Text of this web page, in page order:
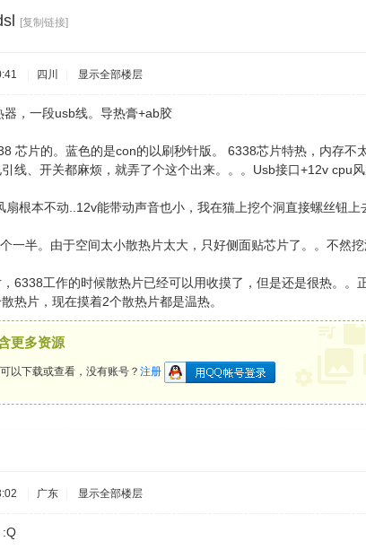
[复制链接]
四川 显示全部楼层
，一段usb线。导热膏+ab胶
芯片的。蓝色的是con的以刷秒针版。 6338芯片特热，内存不
线、开关都麻烦，就弄了个这个出来。。。Usb接口+12v cpu风
扇根本不动..12v能带动声音也小，我在猫上挖个洞直接螺丝钮
一半。由于空间太小散热片太大，只好侧面贴芯片了。。不然
6338工作的时候散热片已经可以用收摸了，但是还是很热。。
热片，现在摸着2个散热片都是温热。
更多资源
以下载或查看，没有账号？ 注册
广东 显示全部楼层
:Q